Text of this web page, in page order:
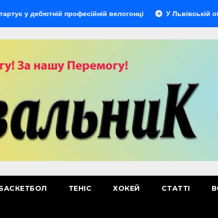
професійній велогонці У Львівській області
ТЕНІС ХОКЕЙ СТАТТІ